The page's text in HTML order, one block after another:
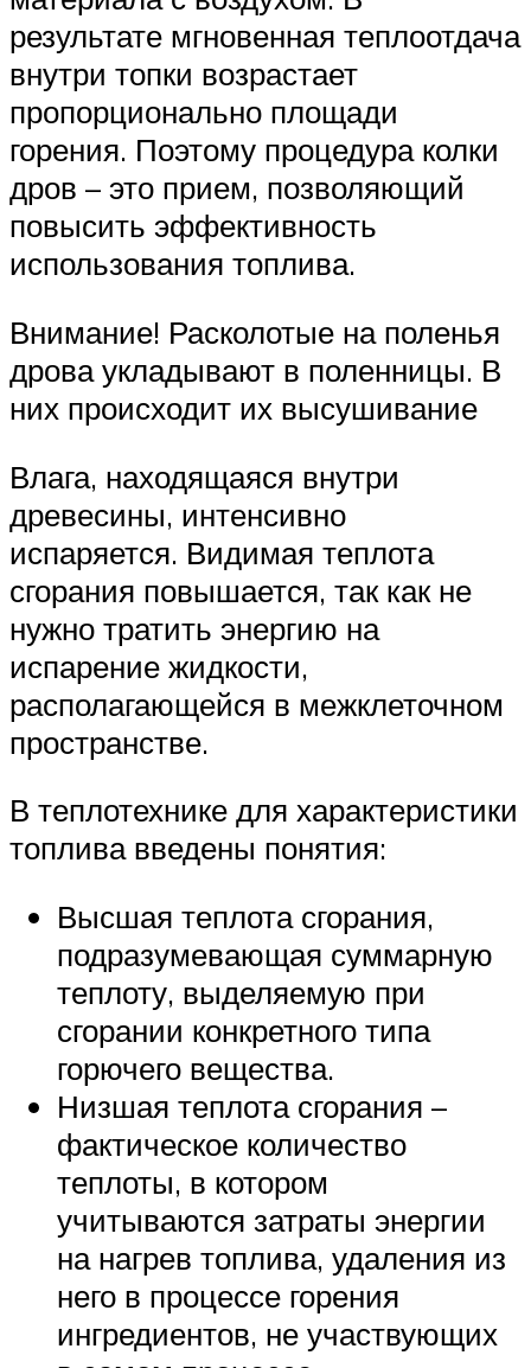
результате мгновенная теплоотдача
внутри топки возрастает
пропорционально площади
горения. Поэтому процедура колки
дров – это прием, позволяющий
повысить эффективность
использования топлива.
Внимание! Расколотые на поленья
дрова укладывают в поленницы. В
них происходит их высушивание
Влага, находящаяся внутри
древесины, интенсивно
испаряется. Видимая теплота
сгорания повышается, так как не
нужно тратить энергию на
испарение жидкости,
располагающейся в межклеточном
пространстве.
В теплотехнике для характеристики
топлива введены понятия:
Высшая теплота сгорания,
подразумевающая суммарную
теплоту, выделяемую при
сгорании конкретного типа
горючего вещества.
Низшая теплота сгорания –
фактическое количество
теплоты, в котором
учитываются затраты энергии
на нагрев топлива, удаления из
него в процессе горения
ингредиентов, не участвующих